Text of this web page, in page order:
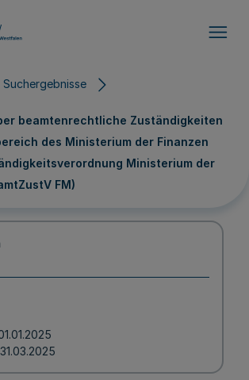
Suchergebnisse
beamtenrechtliche Zuständigkeiten
des Ministerium der Finanzen
Ministerium der
FM)
31.03.2025